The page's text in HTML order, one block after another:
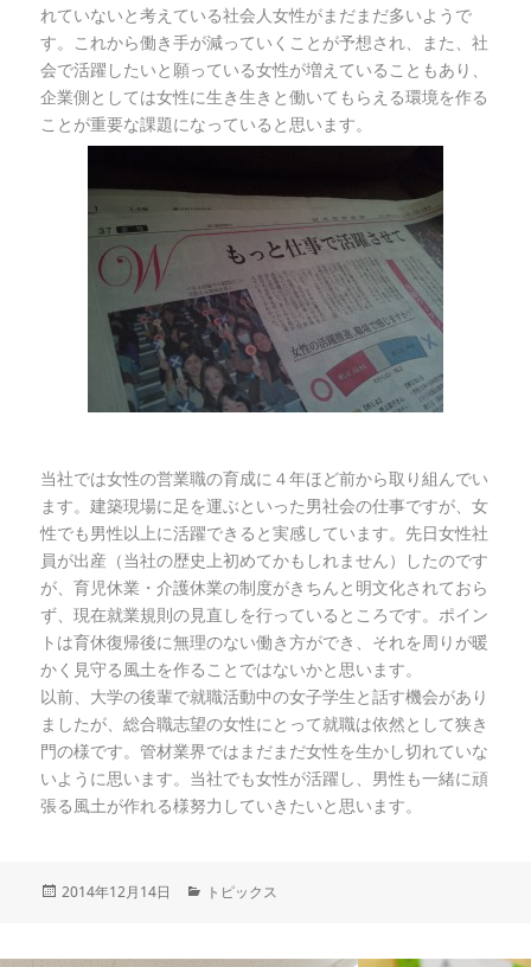
れていないと考えている社会人女性がまだまだ多いようで
す。これから働き手が減っていくことが予想され、また、社
会で活躍したいと願っている女性が増えていることもあり、
企業側としては女性に生き生きと働いてもらえる環境を作る
ことが重要な課題になっていると思います。
当社では女性の営業職の育成に４年ほど前から取り組んでい
ます。建築現場に足を運ぶといった男社会の仕事ですが、女
性でも男性以上に活躍できると実感しています。先日女性社
員が出産（当社の歴史上初めてかもしれません）したのです
が、育児休業・介護休業の制度がきちんと明文化されておら
ず、現在就業規則の見直しを行っているところです。ポイン
トは育休復帰後に無理のない働き方ができ、それを周りが暖
かく見守る風土を作ることではないかと思います。
以前、大学の後輩で就職活動中の女子学生と話す機会があり
ましたが、総合職志望の女性にとって就職は依然として狭き
門の様です。管材業界ではまだまだ女性を生かし切れていな
いように思います。当社でも女性が活躍し、男性も一緒に頑
張る風土が作れる様努力していきたいと思います。
投
2014年12月14日
カ
リ
トピックス